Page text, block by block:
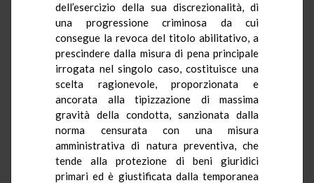
dell’esercizio della sua discrezionalità, di
una progressione criminosa da cui
consegue la revoca del titolo abilitativo, a
prescindere dalla misura di pena principale
irrogata nel singolo caso, costituisce una
scelta ragionevole, proporzionata e
ancorata alla tipizzazione di massima
gravità della condotta, sanzionata dalla
norma censurata con una misura
amministrativa di natura preventiva, che
tende alla protezione di beni giuridici
primari ed è giustificata dalla temporanea